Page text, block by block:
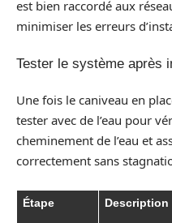
est bien raccordé aux
minimiser les erreurs
Tester le système après
Une fois le caniveau en
tester avec de l’eau pour
cheminement de l’eau et
correctement sans
Étape Description